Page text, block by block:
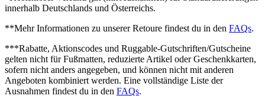
innerhalb Deutschlands und Österreichs.
**Mehr Informationen zu unserer Retoure findest du in den FAQs.
***Rabatte, Aktionscodes und Ruggable-Gutschriften/Gutscheine
gelten nicht für Fußmatten, reduzierte Artikel oder Geschenkkarten,
sofern nicht anders angegeben, und können nicht mit anderen
Angeboten kombiniert werden. Eine vollständige Liste der
Ausnahmen findest du in den FAQs.